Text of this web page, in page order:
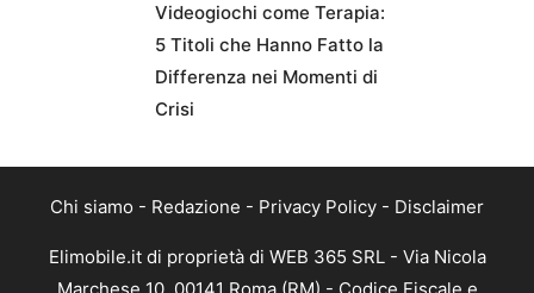
Videogiochi come Terapia:
5 Titoli che Hanno Fatto la
Differenza nei Momenti di
Crisi
Chi siamo - Redazione - Privacy Policy - Disclaimer
Elimobile.it di proprietà di WEB 365 SRL - Via Nicola